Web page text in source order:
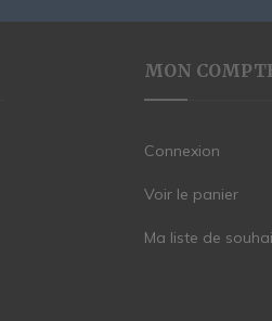
MON
Connexion
Voir le panier
Ma liste de